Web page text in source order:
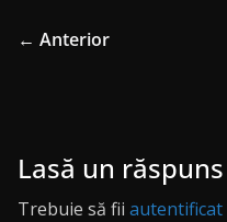
← Anterior
Lasă un răspuns
Trebuie să fii autentificat